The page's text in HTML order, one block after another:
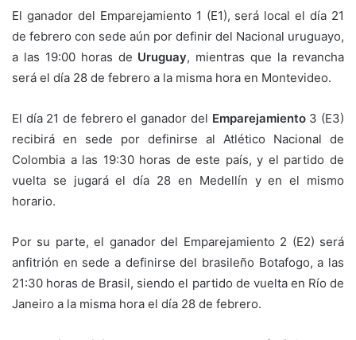
El ganador del Emparejamiento 1 (E1), será local el día 21
de febrero con sede aún por definir del Nacional uruguayo,
a las 19:00 horas de Uruguay, mientras que la revancha
será el día 28 de febrero a la misma hora en Montevideo.
El día 21 de febrero el ganador del Emparejamiento3 (E3)
recibirá en sede por definirse al Atlético Nacional de
Colombia a las 19:30 horas de este país, y el partido de
vuelta se jugará el día 28 en Medellín y en el mismo
horario.
Por su parte, el ganador del Emparejamiento 2 (E2) será
anfitrión en sede a definirse del brasileño Botafogo, a las
21:30 horas de Brasil, siendo el partido de vuelta en Río de
Janeiro a la misma hora el día 28 de febrero.